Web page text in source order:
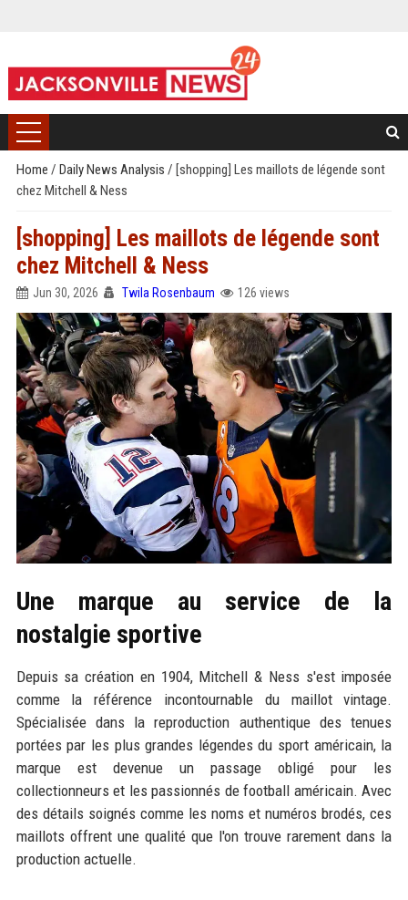
Home / Daily News Analysis / [shopping] Les maillots de légende sont
chez Mitchell & Ness
[shopping] Les maillots de légende sont
chez Mitchell & Ness
Jun 30, 2026 Twila Rosenbaum 126 views
Une marque au service de la
nostalgie sportive
Depuis sa création en 1904, Mitchell & Ness s'est imposée
comme la référence incontournable du maillot vintage.
Spécialisée dans la reproduction authentique des tenues
portées par les plus grandes légendes du sport américain, la
marque est devenue un passage obligé pour les
collectionneurs et les passionnés de football américain. Avec
des détails soignés comme les noms et numéros brodés, ces
maillots offrent une qualité que l'on trouve rarement dans la
production actuelle.